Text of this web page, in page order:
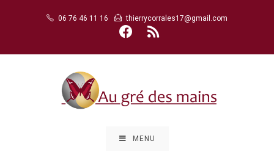
06 76 46 11 16 thierrycorrales17@gmail.com
MENU